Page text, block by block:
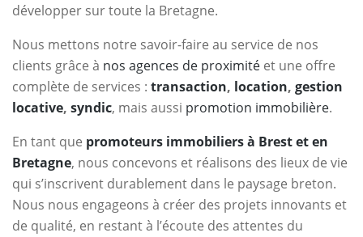
développer sur toute la Bretagne.
Nous mettons notre savoir-faire au service de nos
clients grâce à nos agences de proximité et une offre
complète de services : transaction, location, gestion
locative, syndic, mais aussi promotion immobilière.
En tant que promoteurs immobiliers à Brest et en
Bretagne, nous concevons et réalisons des lieux de vie
qui s’inscrivent durablement dans le paysage breton.
Nous nous engageons à créer des projets innovants et
de qualité, en restant à l’écoute des attentes du